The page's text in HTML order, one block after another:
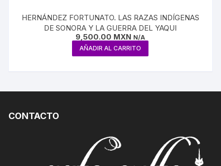
HERNÁNDEZ FORTUNATO. LAS RAZAS INDÍGENAS
DE SONORA Y LA GUERRA DEL YAQUI
9,500.00 MXN N/A
AÑADIR AL CARRITO
CONTACTO